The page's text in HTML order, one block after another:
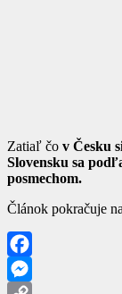
Zatiaľ čo v Česku
Slovensku sa
posmechom.
Článok pokračuje
Facebook